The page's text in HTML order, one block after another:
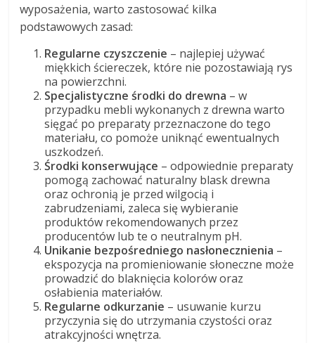
wyposażenia, warto zastosować kilka
podstawowych zasad:
Regularne czyszczenie – najlepiej używać
miękkich ściereczek, które nie pozostawiają rys
na powierzchni.
Specjalistyczne środki do drewna – w
przypadku mebli wykonanych z drewna warto
sięgać po preparaty przeznaczone do tego
materiału, co pomoże uniknąć ewentualnych
uszkodzeń.
Środki konserwujące – odpowiednie preparaty
pomogą zachować naturalny blask drewna
oraz ochronią je przed wilgocią i
zabrudzeniami, zaleca się wybieranie
produktów rekomendowanych przez
producentów lub te o neutralnym pH.
Unikanie bezpośredniego nasłonecznienia –
ekspozycja na promieniowanie słoneczne może
prowadzić do blaknięcia kolorów oraz
osłabienia materiałów.
Regularne odkurzanie – usuwanie kurzu
przyczynia się do utrzymania czystości oraz
atrakcyjności wnętrza.